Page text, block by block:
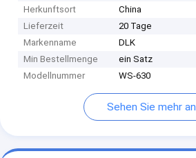
Herkunftsort
China
Lieferzeit
20 Tage
Markenname
DLK
Min Bestellmenge
ein Satz
Modellnummer
WS-630
Sehen Sie mehr an